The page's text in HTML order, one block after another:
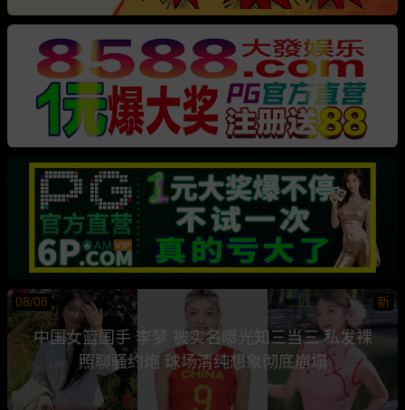
08/08 新
中国女篮国手 李梦 被实名曝光知三当三 私发裸
照聊骚约炮 球场清纯想象彻底崩塌